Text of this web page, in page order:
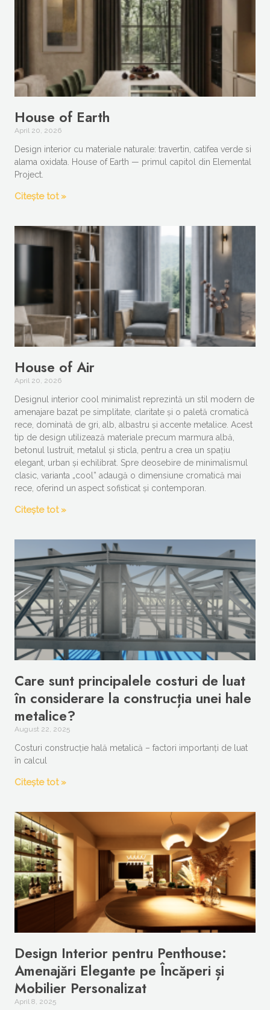
House of Earth
April 20, 2026
Design interior cu materiale naturale: travertin, catifea verde si
alama oxidata. House of Earth — primul capitol din Elemental
Project.
Citește tot »
House of Air
April 20, 2026
Designul interior cool minimalist reprezintă un stil modern de
amenajare bazat pe simplitate, claritate și o paletă cromatică
rece, dominată de gri, alb, albastru și accente metalice. Acest
tip de design utilizează materiale precum marmura albă,
betonul lustruit, metalul și sticla, pentru a crea un spațiu
elegant, urban și echilibrat. Spre deosebire de minimalismul
clasic, varianta „cool” adaugă o dimensiune cromatică mai
rece, oferind un aspect sofisticat și contemporan.
Citește tot »
Care sunt principalele costuri de luat
în considerare la construcția unei hale
metalice?
August 22, 2025
Costuri construcție hală metalică – factori importanți de luat
în calcul
Citește tot »
Design Interior pentru Penthouse:
Amenajări Elegante pe Încăperi și
Mobilier Personalizat
April 8, 2025